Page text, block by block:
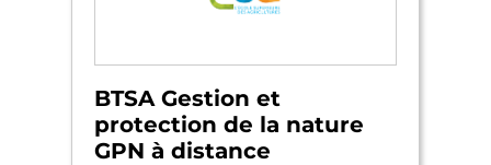
BTSA Gestion et
protection de la nature
GPN à distance